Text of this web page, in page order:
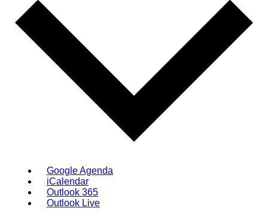
Google Agenda
iCalendar
Outlook 365
Outlook Live